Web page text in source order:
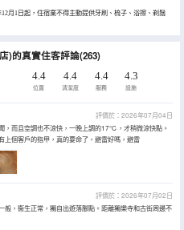
月1日起，住宿業不得主動提供牙刷、梳子、浴擦、剃鬚
)的真實住客評論(263)
4.4
位置
4.4
清潔度
4.4
服務
4.3
設施
評價於：2026年07月04日
，而且空調也不涼快，一晚上調的17℃，才稍微涼快點。
上個客戶的指甲，真的要命了，避雷好嗎，避雷
評價於：2026年07月02日
般，衞生正常，獨自出遊落腳點。距離獨樂寺和古街周邊不